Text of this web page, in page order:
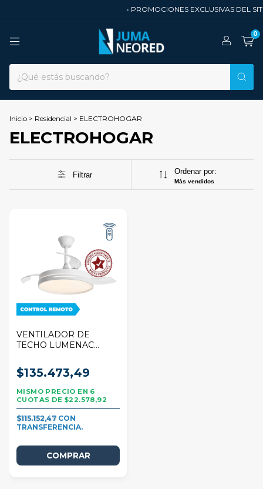
• PROMOCIONES EXCLUSIVAS DEL
0
Inicio > Residencial > ELECTROHOGAR
ELECTROHOGAR
Filtrar Ordenar por:
Más vendidos
VENTILADOR DE
TECHO LUMENAC
$135.473,49
6
$22.578,92
$115.152,47